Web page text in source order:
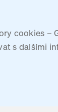
cookies
s dalšími